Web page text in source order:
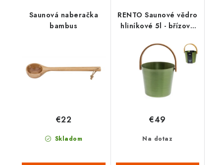
Saunová naberačka
bambus
Skladom
€22
RENTO Saunové vědro
hliníkové 5l - břízově
Na dotaz
€49